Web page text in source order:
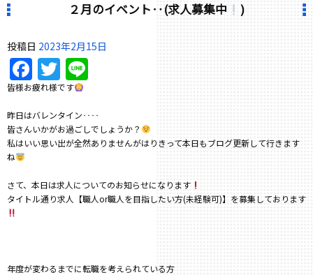
２月のイベント‥(求人募集中 )
投稿日 2023年2月15日
Facebook
Twitter
皆様お疲れ様です
昨日はバレンタイン‥‥
皆さんいかがお過ごしでしょうか？
私はいい思い出が全然ありませんがはりきって本日もブログ更新して行きます
ね
さて、本日は求人についてのお知らせになります
タイトル通り求人【職人or職人を目指したい方(未経験可)】を募集しております
年度が変わるまでに転職を考えられている方